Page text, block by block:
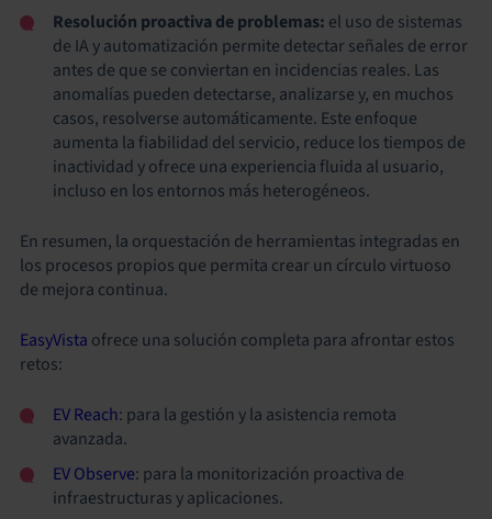
Resolución proactiva de problemas: el uso de sistemas
de IA y automatización permite detectar señales de error
antes de que se conviertan en incidencias reales. Las
anomalías pueden detectarse, analizarse y, en muchos
casos, resolverse automáticamente. Este enfoque
aumenta la fiabilidad del servicio, reduce los tiempos de
inactividad y ofrece una experiencia fluida al usuario,
incluso en los entornos más heterogéneos.
En resumen, la orquestación de herramientas integradas en
los procesos propios que permita crear un círculo virtuoso
de mejora continua.
EasyVista ofrece una solución completa para afrontar estos
retos:
EV Reach: para la gestión y la asistencia remota
avanzada.
EV Observe: para la monitorización proactiva de
infraestructuras y aplicaciones.